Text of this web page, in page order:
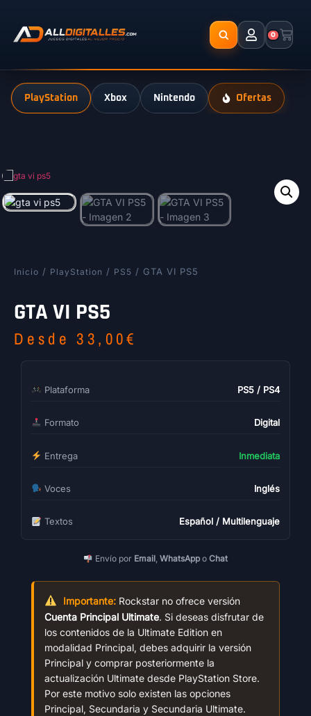
0
PlayStation Xbox Nintendo Ofertas
Inicio / PlayStation / PS5 / GTA VI PS5
GTA VI PS5
Desde33,00€
Plataforma PS5 / PS4
Formato Digital
Entrega Inmediata
Voces Inglés
Textos Español / Multilenguaje
Envío por Email, WhatsAppo Chat
Importante: Rockstar no ofrece versión
Cuenta Principal Ultimate. Si deseas disfrutar de
los contenidos de la Ultimate Edition en
modalidad Principal, debes adquirir la versión
Principal y comprar posteriormente la
actualización Ultimate desde PlayStation Store.
Por este motivo solo existen las opciones
Principal, Secundaria y Secundaria Ultimate.